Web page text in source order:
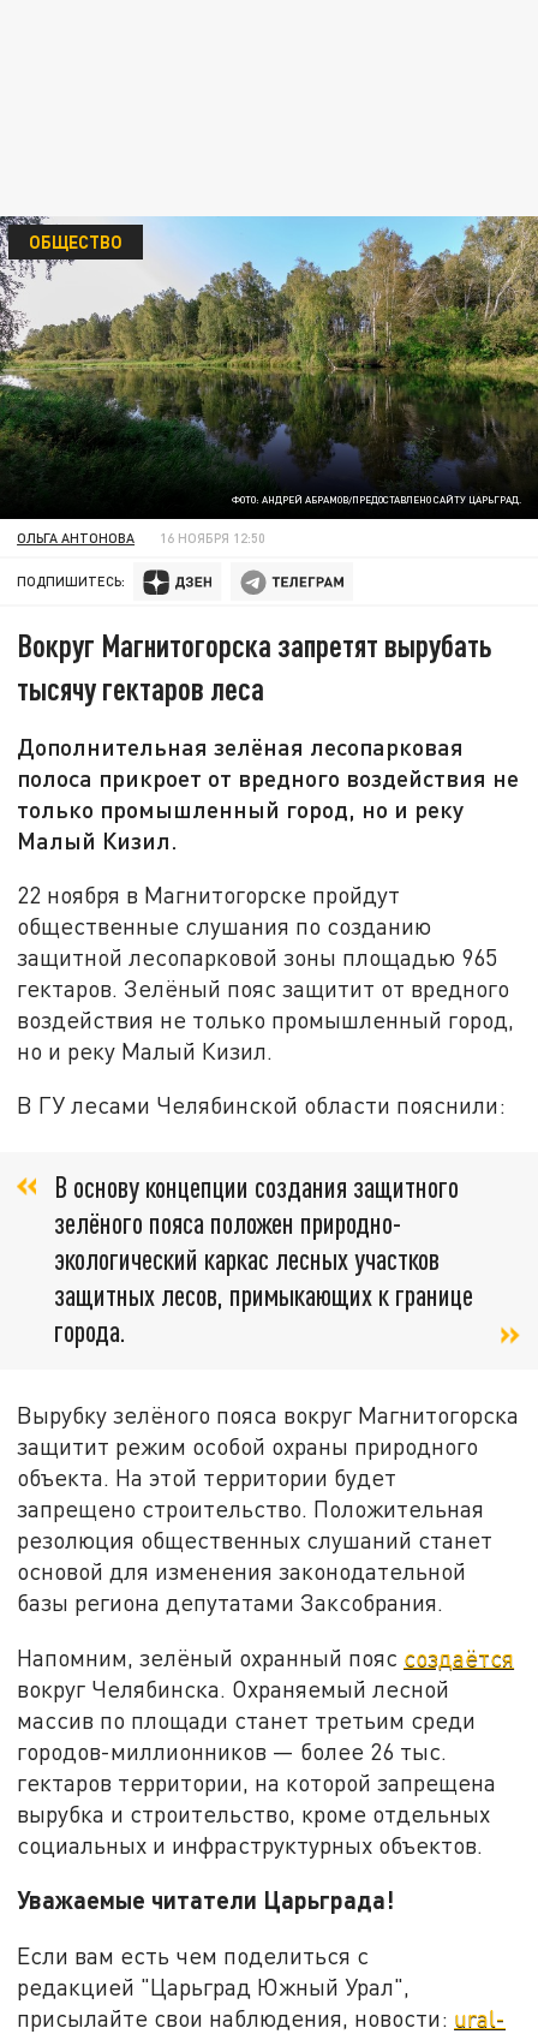
ФОТО: АНДРЕЙ АБРАМОВ/ПРЕДОСТАВЛЕНО САЙТУ ЦАРЬГРАД.
ОБЩЕСТВО
ОЛЬГА АНТОНОВА 16 НОЯБРЯ 12:50
ПОДПИШИТЕСЬ:
Вокруг Магнитогорска запретят вырубать
тысячу гектаров леса
Дополнительная зелёная лесопарковая
полоса прикроет от вредного воздействия не
только промышленный город, но и реку
Малый Кизил.
22 ноября в Магнитогорске пройдут
общественные слушания по созданию
защитной лесопарковой зоны площадью 965
гектаров. Зелёный пояс защитит от вредного
воздействия не только промышленный город,
но и реку Малый Кизил.
В ГУ лесами Челябинской области пояснили:
В основу концепции создания защитного
зелёного пояса положен природно-
экологический каркас лесных участков
защитных лесов, примыкающих к границе
города.
Вырубку зелёного пояса вокруг Магнитогорска
защитит режим особой охраны природного
объекта. На этой территории будет
запрещено строительство. Положительная
резолюция общественных слушаний станет
основой для изменения законодательной
базы региона депутатами Заксобрания.
Напомним, зелёный охранный пояс создаётся
вокруг Челябинска. Охраняемый лесной
массив по площади станет третьим среди
городов-миллионников — более 26 тыс.
гектаров территории, на которой запрещена
вырубка и строительство, кроме отдельных
социальных и инфраструктурных объектов.
Уважаемые читатели Царьграда!
Если вам есть чем поделиться с
редакцией "Царьград Южный Урал",
присылайте свои наблюдения, новости: ural-